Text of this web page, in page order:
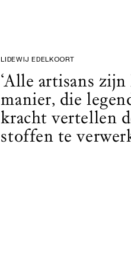
LIDEWIJ EDELKOORT
‘Alle artisans
manier, die
kracht vertellen
stoffen te